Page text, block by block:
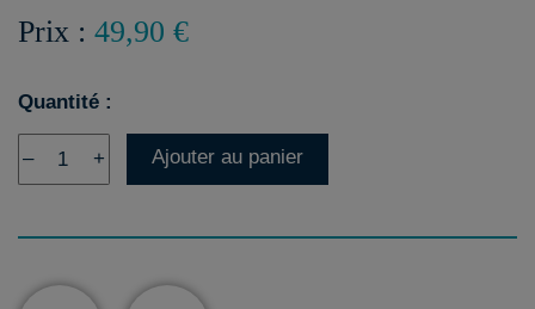
Prix : 49,90 €
Quantité :
– + Ajouter au panier